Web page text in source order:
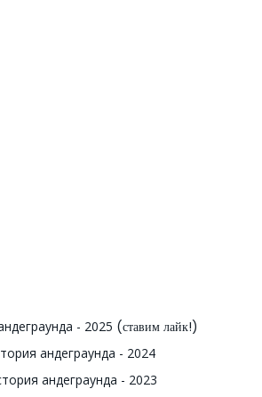
- 2025 (ставим лайк!)
андеграунда - 2024
андеграунда - 2023